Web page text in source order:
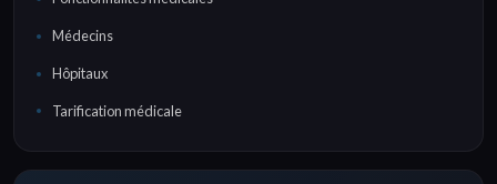
Médecins
Hôpitaux
Tarification médicale